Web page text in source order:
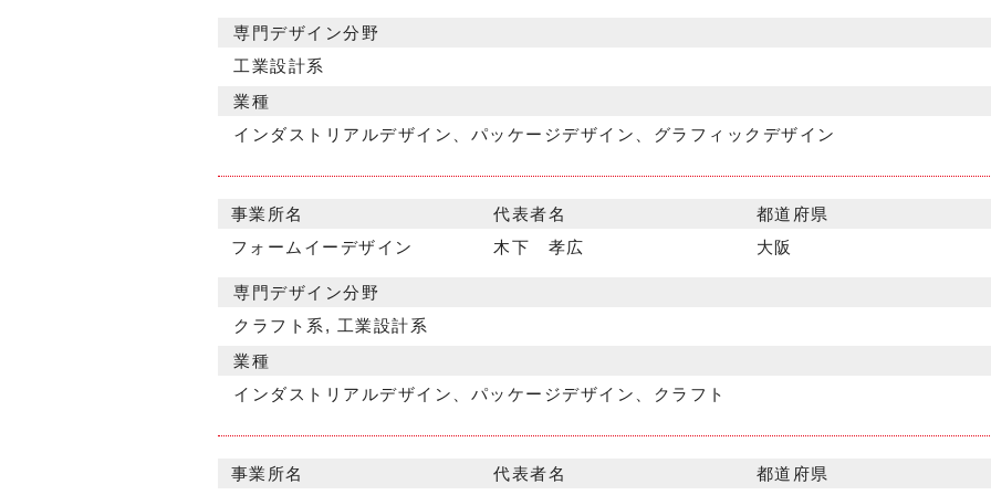
専門デザイン分野
工業設計系
業種
インダストリアルデザイン、パッケージデザイン、グラフィックデザイン
事業所名
フォームイーデザイン
代表者名
木下 孝広
都道府県
大阪
専門デザイン分野
クラフト系, 工業設計系
業種
インダストリアルデザイン、パッケージデザイン、クラフト
事業所名 代表者名
都道府県